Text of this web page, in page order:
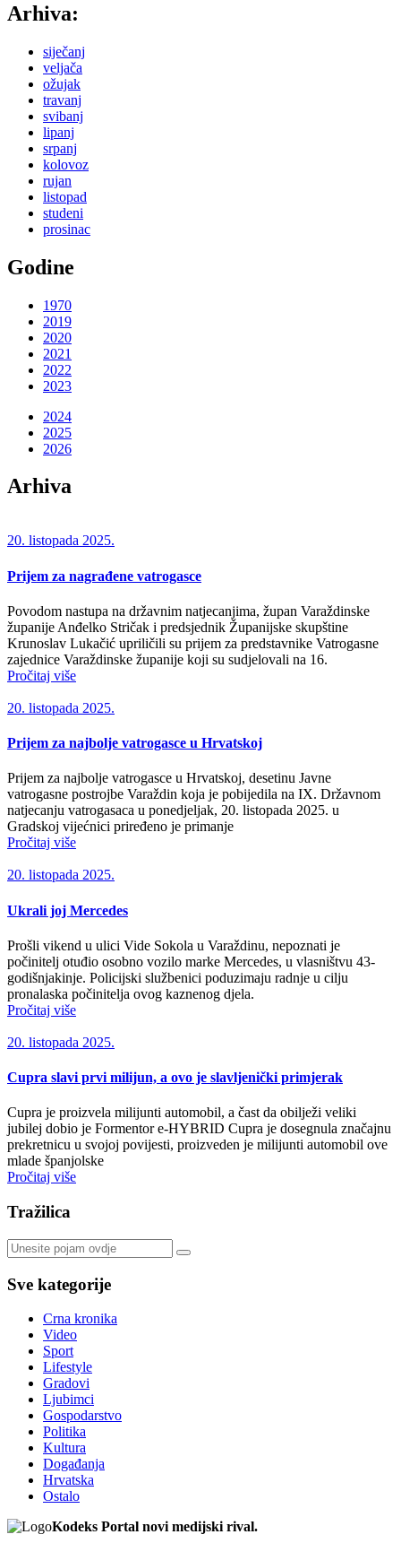
Arhiva:
siječanj
veljača
ožujak
travanj
svibanj
lipanj
srpanj
kolovoz
rujan
listopad
studeni
prosinac
Godine
1970
2019
2020
2021
2022
2023
2024
2025
2026
Arhiva
20. listopada 2025.
Prijem za nagrađene vatrogasce
Povodom nastupa na državnim natjecanjima, župan Varaždinske
županije Anđelko Stričak i predsjednik Županijske skupštine
Krunoslav Lukačić upriličili su prijem za predstavnike Vatrogasne
zajednice Varaždinske županije koji su sudjelovali na 16.
Pročitaj više
20. listopada 2025.
Prijem za najbolje vatrogasce u Hrvatskoj
Prijem za najbolje vatrogasce u Hrvatskoj, desetinu Javne
vatrogasne postrojbe Varaždin koja je pobijedila na IX. Državnom
natjecanju vatrogasaca u ponedjeljak, 20. listopada 2025. u
Gradskoj vijećnici priređeno je primanje
Pročitaj više
20. listopada 2025.
Ukrali joj Mercedes
Prošli vikend u ulici Vide Sokola u Varaždinu, nepoznati je
počinitelj otuđio osobno vozilo marke Mercedes, u vlasništvu 43-
godišnjakinje. Policijski službenici poduzimaju radnje u cilju
pronalaska počinitelja ovog kaznenog djela.
Pročitaj više
20. listopada 2025.
Cupra slavi prvi milijun, a ovo je slavljenički primjerak
Cupra je proizvela milijunti automobil, a čast da obilježi veliki
jubilej dobio je Formentor e-HYBRID Cupra je dosegnula značajnu
prekretnicu u svojoj povijesti, proizveden je milijunti automobil ove
mlade španjolske
Pročitaj više
Tražilica
Sve kategorije
Crna kronika
Video
Sport
Lifestyle
Gradovi
Ljubimci
Gospodarstvo
Politika
Kultura
Događanja
Hrvatska
Ostalo
Kodeks Portal novi medijski rival.